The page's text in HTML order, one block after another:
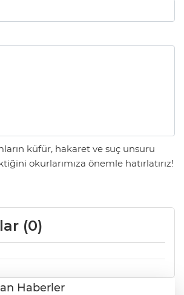
küfür, hakaret ve suç unsuru
okurlarımıza önemle hatırlatırız!
(0)
Haberler